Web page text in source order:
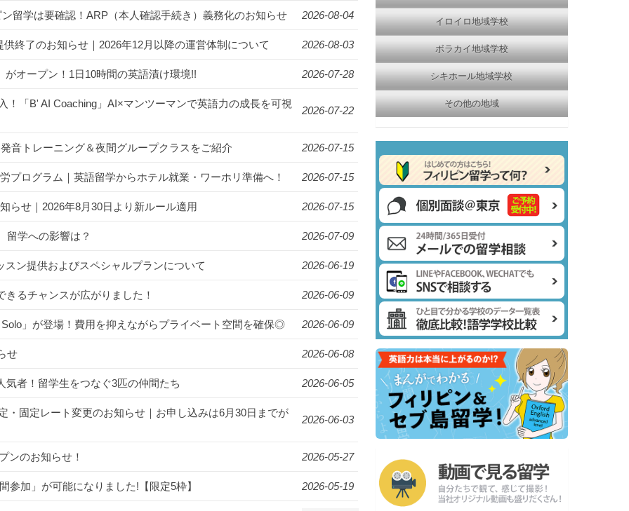
留学は要確認！ARP（本人確認手続き）義務化のお知らせ 2026-08-04
終了のお知らせ｜2026年12月以降の運営体制について 2026-08-03
オープン！1日10時間の英語漬け環境!! 2026-07-28
「B' AI Coaching」AI×マンツーマンで英語力の成長を可視
2026-07-22
音トレーニング＆夜間グループクラスをご紹介 2026-07-15
プログラム｜英語留学からホテル就業・ワーホリ準備へ！ 2026-07-15
らせ｜2026年8月30日より新ルール適用 2026-07-15
留学への影響は？ 2026-07-09
ン提供およびスペシャルプランについて 2026-06-19
るチャンスが広がりました！ 2026-06-09
」が登場！費用を抑えながらプライベート空間を確保◎ 2026-06-09
せ 2026-06-08
者！留学生をつなぐ3匹の仲間たち 2026-06-05
・固定レート変更のお知らせ｜お申し込みは6月30日までが
2026-06-03
ンのお知らせ！ 2026-05-27
参加」が可能になりました!【限定5枠】 2026-05-19
イロイロ地域学校
ボラカイ地域学校
シキホール地域学校
その他の地域